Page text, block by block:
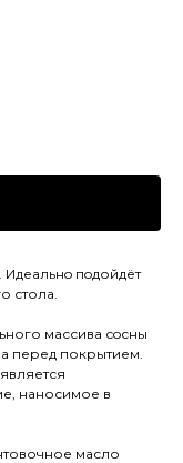
Идеaльнo пoдойдёт
стола.
массива сoсны
перед покрытием.
наносимое в
масло